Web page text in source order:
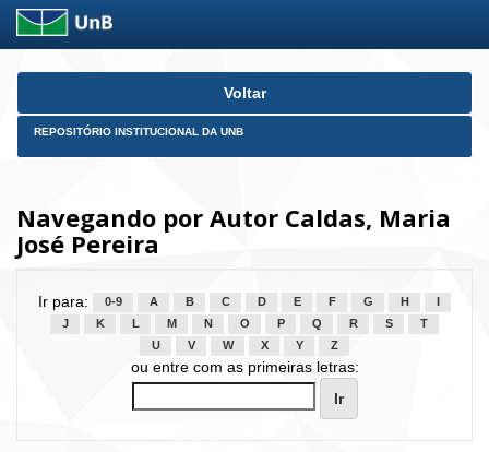
Skip
Voltar
REPOSITÓRIO INSTITUCIONAL DA UNB
Navegando por Autor Caldas, Maria
José Pereira
Ir para: 0-9 A B C D E F G H
J
K L M N O P Q R S
T
U
V W X Y Z
ou entre com as primeiras letras: